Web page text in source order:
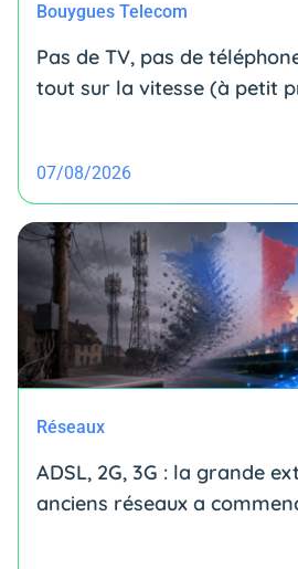
Bouygues Telecom
Pas de TV, pas de
tout sur la vitesse (à petit
07/08/2026
Réseaux
ADSL, 2G, 3G : la grande
anciens réseaux a